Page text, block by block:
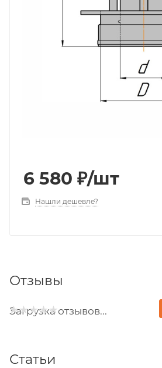
6 580 ₽/шт
Нашли дешевле?
Отзывы
Загрузка отзывов...
Статьи